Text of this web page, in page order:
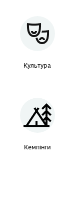
Культура
Кемпінги